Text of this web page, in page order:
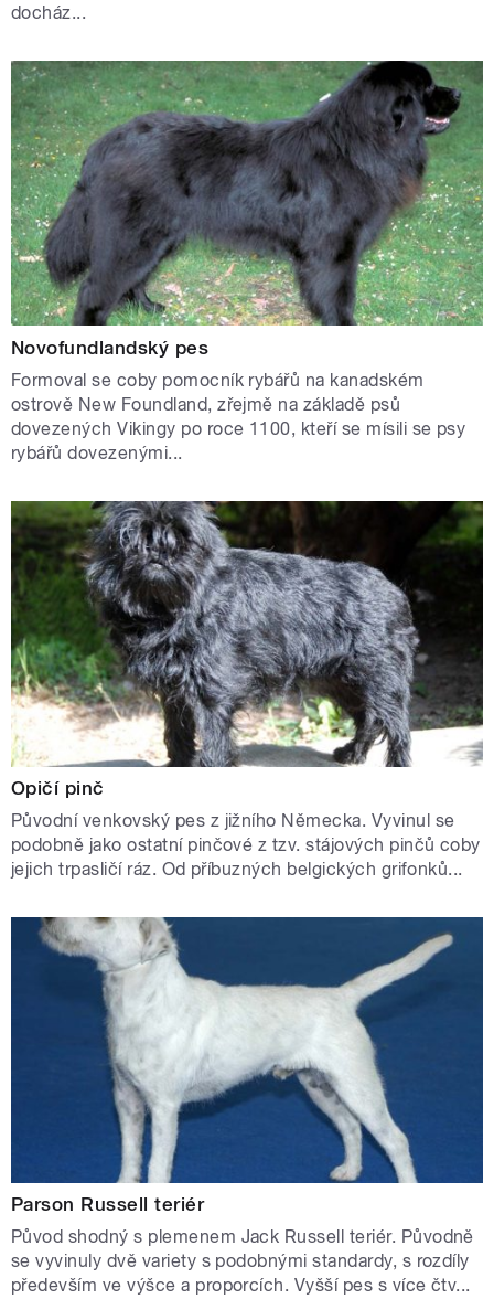
docház...
Novofundlandský pes
Formoval se coby pomocník rybářů na kanadském
ostrově New Foundland, zřejmě na základě psů
dovezených Vikingy po roce 1100, kteří se mísili se psy
rybářů dovezenými...
Opičí pinč
Původní venkovský pes z jižního Německa. Vyvinul se
podobně jako ostatní pinčové z tzv. stájových pinčů coby
jejich trpasličí ráz. Od příbuzných belgických grifonků...
Parson Russell teriér
Původ shodný s plemenem Jack Russell teriér. Původně
se vyvinuly dvě variety s podobnými standardy, s rozdíly
především ve výšce a proporcích. Vyšší pes s více čtv...